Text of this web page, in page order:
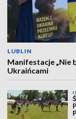
LUBLIN
Manifestacje „Nie
Ukraińcami